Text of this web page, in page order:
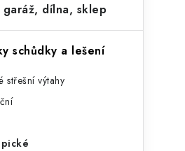
garáž, dílna, sklep
schůdky a lešení
střešní výtahy